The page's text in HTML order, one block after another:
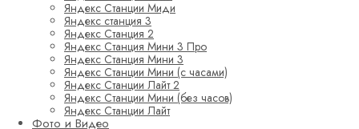
Яндекс Станции Миди
Яндекс станция 3
Яндекс Станция 2
Яндекс Станция Мини 3 Про
Яндекс Станция Мини 3
Яндекс Станции Мини (с часами)
Яндекс Станции Лайт 2
Яндекс Станции Мини (без часов)
Яндекс Станции Лайт
Фото и Видео